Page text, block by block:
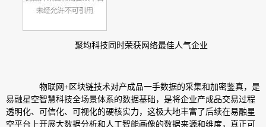
聚均科技同时荣获网络最佳人气企业
物联网+区块链技术对产成品一手数据的采集和加密鉴真，是
易融星空智慧科技全场景体系的数据基础，是将企业产成品交易过程
透明化、可信化、可视化的硬核实力，这极大地丰富了后续在易融星
空平台上开展大数据分析和人工智能画像的数据来源和维度，真正可